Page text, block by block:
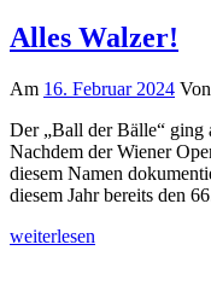
Alles Walzer!
Am 16. Februar 2024 Von
Der „Ball der Bälle“ ging
Nachdem der Wiener
diesem Namen
diesem Jahr bereits den
weiterlesen